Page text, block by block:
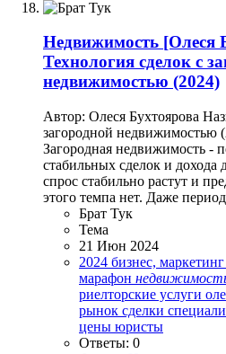
Недвижимость [Олеся
Технология сделок с
недвижимостью (2024)
Автор: Олеся Бухтоярова
загородной недвижимостью
Загородная недвижимость -
стабильных сделок и дохода
спрос стабильно растут и
этого темпа нет. Даже
Брат Тук
Тема
21 Июн 2024
2024 бизнес,
марафон
риелторские услуги
рынок сделки
цены юристы
Ответы: 0